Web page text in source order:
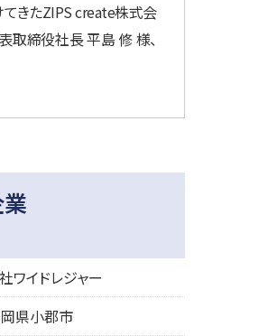
てきたZIPS create株式会
取締役社長 平島 修 様、
ワイドレジャー
県小郡市